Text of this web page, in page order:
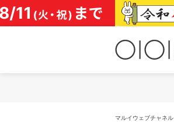
コ
ン
テ
マルイウェブチャネル